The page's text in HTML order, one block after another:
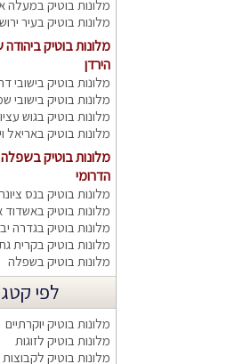
מלונות בוטיק במעלה
מלונות בוטיק בעיר
מלונות בוטיק
הירדן
מלונות בוטיק בישובי
מלונות בוטיק בישובי
מלונות בוטיק בגוש
מלונות בוטיק באריאל
מלונות בוטיק
הדרומי
מלונות בוטיק בנס
מלונות בוטיק באשדוד
מלונות בוטיק בגדרה
מלונות בוטיק בקרית
מלונות בוטיק בשפלה
לפי
מלונות בוטיק יוקרתיים
מלונות בוטיק לזוגות
מלונות בוטיק לקבוצות